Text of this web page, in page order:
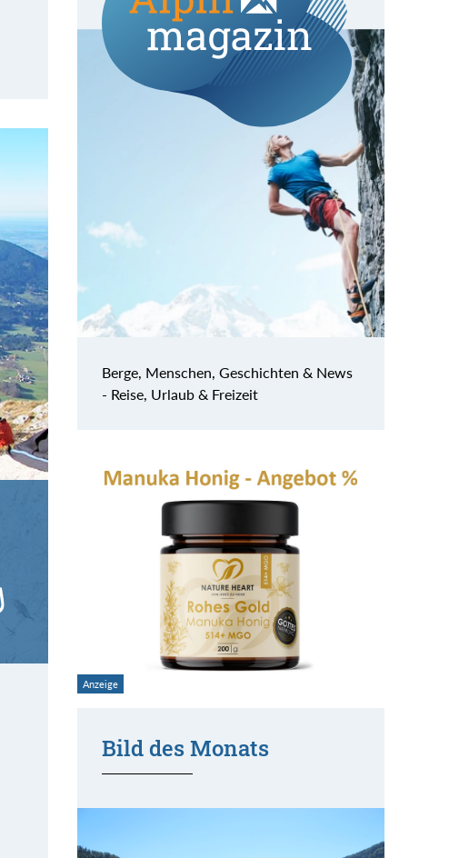
Berge, Menschen, Geschichten & News
- Reise, Urlaub & Freizeit
Bild des Monats